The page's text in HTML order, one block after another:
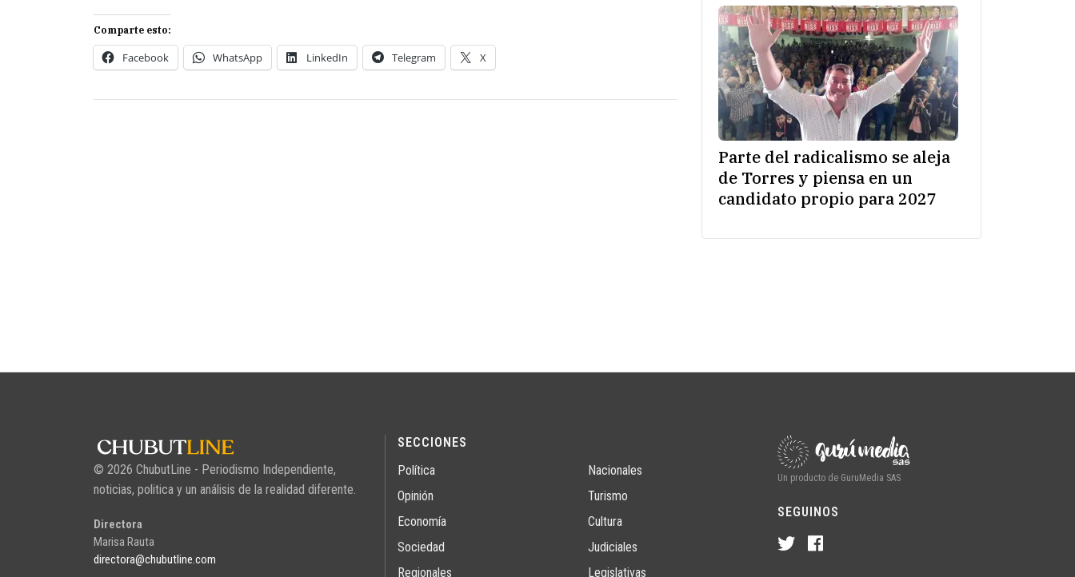
Comparte esto:
Facebook WhatsApp LinkedIn Telegram X
Parte del radicalismo se aleja
de Torres y piensa en un
candidato propio para 2027
© 2026 ChubutLine - Periodismo Independiente,
noticias, politica y un análisis de la realidad diferente.
Directora
Marisa Rauta
directora@chubutline.com
SECCIONES
Política
Opinión
Economía
Sociedad
Regionales
Nacionales
Turismo
Cultura
Judiciales
Legislativas
Un producto de GuruMedia SAS
SEGUINOS